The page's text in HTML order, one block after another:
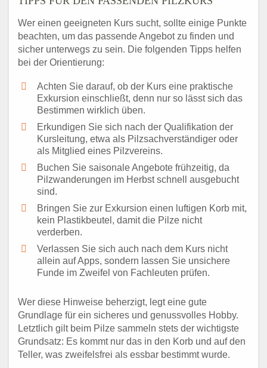
Wer einen geeigneten Kurs sucht, sollte einige Punkte
beachten, um das passende Angebot zu finden und
sicher unterwegs zu sein. Die folgenden Tipps helfen
bei der Orientierung:
Achten Sie darauf, ob der Kurs eine praktische
Exkursion einschließt, denn nur so lässt sich das
Bestimmen wirklich üben.
Erkundigen Sie sich nach der Qualifikation der
Kursleitung, etwa als Pilzsachverständiger oder
als Mitglied eines Pilzvereins.
Buchen Sie saisonale Angebote frühzeitig, da
Pilzwanderungen im Herbst schnell ausgebucht
sind.
Bringen Sie zur Exkursion einen luftigen Korb mit,
kein Plastikbeutel, damit die Pilze nicht
verderben.
Verlassen Sie sich auch nach dem Kurs nicht
allein auf Apps, sondern lassen Sie unsichere
Funde im Zweifel von Fachleuten prüfen.
Wer diese Hinweise beherzigt, legt eine gute
Grundlage für ein sicheres und genussvolles Hobby.
Letztlich gilt beim Pilze sammeln stets der wichtigste
Grundsatz: Es kommt nur das in den Korb und auf den
Teller, was zweifelsfrei als essbar bestimmt wurde.